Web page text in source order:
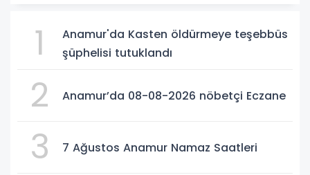
1
Anamur'da Kasten öldürmeye teşebbüs
şüphelisi tutuklandı
2 Anamur’da 08-08-2026 nöbetçi Eczane
3 7 Ağustos Anamur Namaz Saatleri